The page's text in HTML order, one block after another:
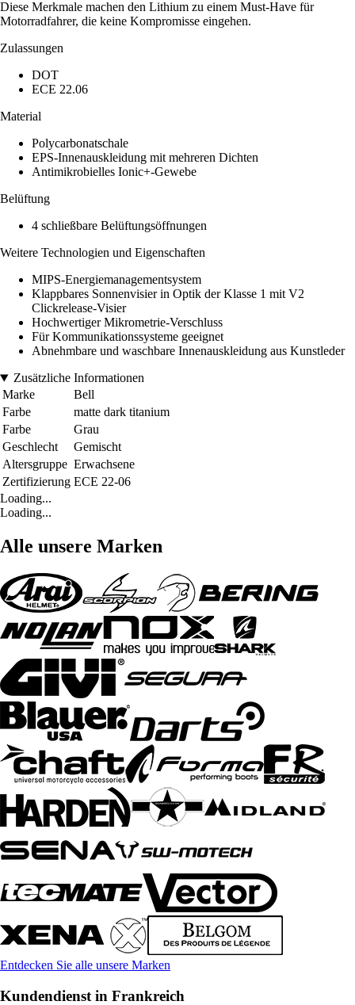
Diese Merkmale machen den Lithium zu einem Must-Have für
Motorradfahrer, die keine Kompromisse eingehen.
Zulassungen
DOT
ECE 22.06
Material
Polycarbonatschale
EPS-Innenauskleidung mit mehreren Dichten
Antimikrobielles Ionic+-Gewebe
Belüftung
4 schließbare Belüftungsöffnungen
Weitere Technologien und Eigenschaften
MIPS-Energiemanagementsystem
Klappbares Sonnenvisier in Optik der Klasse 1 mit V2
Clickrelease-Visier
Hochwertiger Mikrometrie-Verschluss
Für Kommunikationssysteme geeignet
Abnehmbare und waschbare Innenauskleidung aus Kunstleder
Zusätzliche Informationen
Marke
Bell
Farbe
matte dark titanium
Farbe
Grau
Geschlecht
Gemischt
Altersgruppe Erwachsene
Zertifizierung ECE 22-06
Loading...
Loading...
Alle unsere Marken
Entdecken Sie alle unsere Marken
Kundendienst in Frankreich